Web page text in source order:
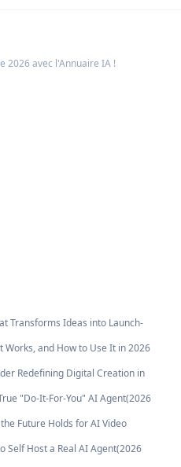
3D
ou de
hiérarchique au
2026 avec l'Annuaire IA !
Transforms Ideas into Launch-
Works, and How to Use It in 2026
Redefining Digital Creation in
"Do‑It‑For‑You" AI Agent(2026
Future Holds for AI Video
Self Host a Real AI Agent(2026